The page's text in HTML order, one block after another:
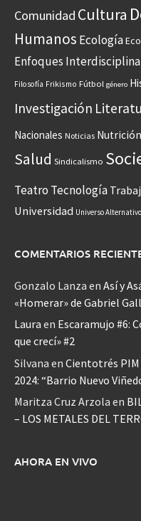
Comunidad Cultura
Humanos Ecología
Enfoques
Filosofía Frikismo Fútbol género
Investigación
Nacionales Noticias Nutrición
Salud Sindicalismo
Teatro Tecnología
Universidad Universo Alternativo
COMENTARIOS
Gonzalo Lanza en Así y
«Homerar» de Gabriel
Laura en Escaramujo #6:
que crecí» #2
Silvana en Cientotrés
2024: “Barrio Nuevo
Maritza Cruz Arzola en
– LOS METALES DEL
AHORA EN VIVO